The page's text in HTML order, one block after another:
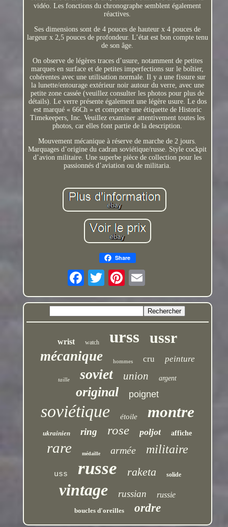
vidéo. Les fonctions du chronographe semblent également
réactives.
Ses dimensions sont de 4 pouces de hauteur x 4 pouces de
largeur x 2,5 pouces de profondeur. L’état est bon compte tenu
de son âge.
On observe de légères traces d’usure, notamment de petites
marques en surface et de petites imperfections sur le boîtier,
cohérentes avec une utilisation normale. Il y a une fissure sur
la lunette/entourage extérieur noir autour du verre, avec une
petite zone cassée (veuillez consulter les photos pour plus de
détails). Le verre présente également une légère usure. Le dos
est marqué « 66Ch » et comporte une étiquette de Historic
Timekeepers, Inc. Veuillez examiner attentivement toutes les
photos, car elles font partie de la description.
Mouvement mécanique à réserve de marche de 2 jours.
Marquages d’origine du cadran soviétique/russe. Style cockpit
d’avion militaire. Une superbe pièce de collection pour les
passionnés d’aviation ou de militaria.
Share
wrist watch urss ussr
mécanique hommes cru peinture
taille soviet union argent
original poignet
soviétique étoile montre
ukrainien ring rose poljot affiche
rare médaille armée militaire
uss russe raketa solide
vintage russian russie
boucles d'oreilles ordre